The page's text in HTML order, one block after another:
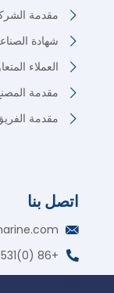
مقدمة
شهادة
العملاء
مقدمة
مقدمة
اتصل بنا
+86 (0)531 88255160